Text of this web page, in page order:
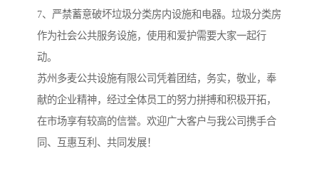
7、严禁蓄意破坏垃圾分类房内设施和电器。垃圾分类房
作为社会公共服务设施，使用和爱护需要大家一起行
动。
苏州多麦公共设施有限公司凭着团结，务实，敬业，奉
献的企业精神，经过全体员工的努力拼搏和积极开拓，
在市场享有较高的信誉。欢迎广大客户与我公司携手合
同、互惠互利、共同发展！